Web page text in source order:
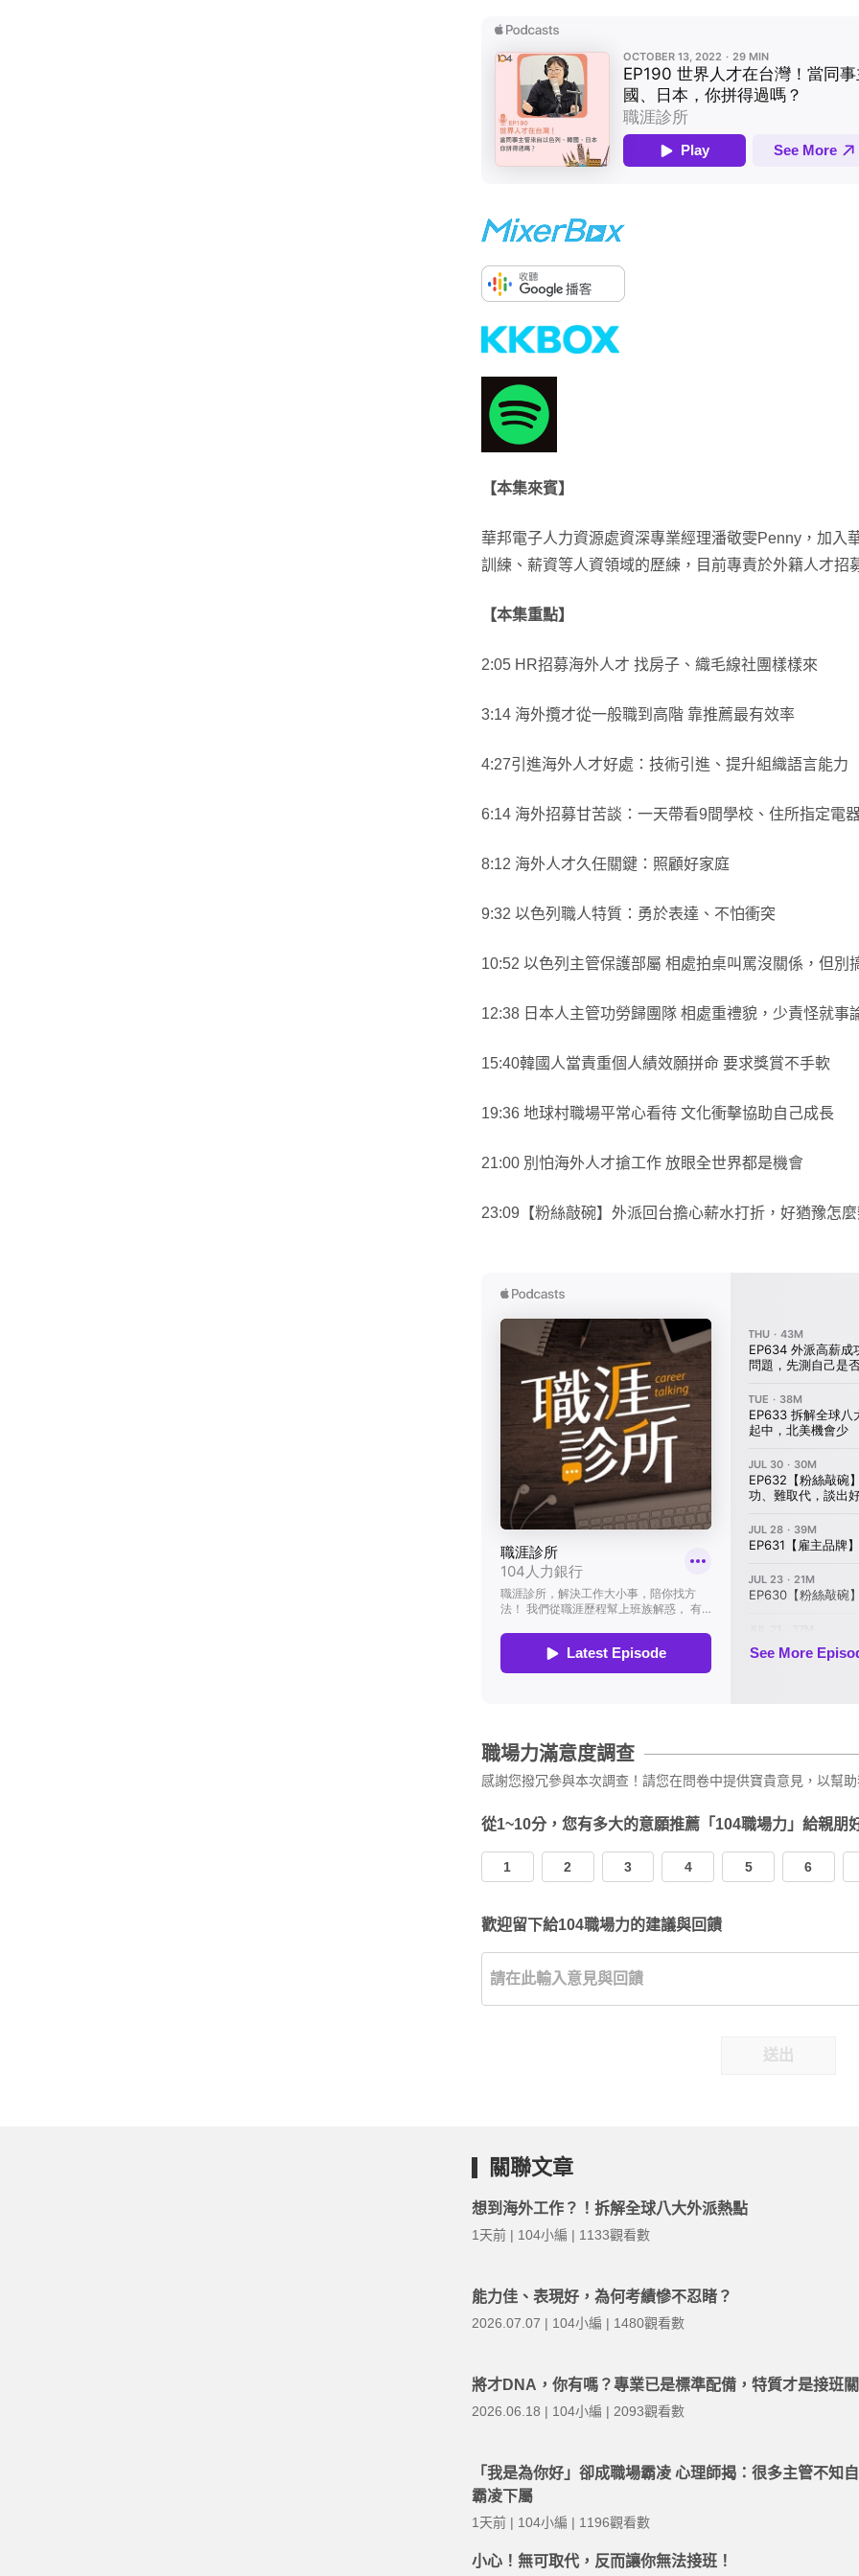
【本集來賓】
華邦電子人力資源處資深專業經理潘敬雯Penny，加入
訓練、薪資等人資領域的歷練，目前專責於外籍人才招
【本集重點】
2:05 HR招募海外人才 找房子、織毛線社團樣樣來
3:14 海外攬才從一般職到高階 靠推薦最有效率
4:27引進海外人才好處：技術引進、提升組織語言能力
6:14 海外招募甘苦談：一天帶看9間學校、住所指定電
8:12 海外人才久任關鍵：照顧好家庭
9:32 以色列職人特質：勇於表達、不怕衝突
10:52 以色列主管保護部屬 相處拍桌叫罵沒關係，但別
12:38 日本人主管功勞歸團隊 相處重禮貌，少責怪就事
15:40韓國人當責重個人績效願拼命 要求獎賞不手軟
19:36 地球村職場平常心看待 文化衝擊協助自己成長
21:00 別怕海外人才搶工作 放眼全世界都是機會
23:09【粉絲敲碗】外派回台擔心薪水打折，好猶豫怎麼
職場力滿意度調查
感謝您撥冗參與本次調查！請您在問卷中提供寶貴意見，以幫
從1~10分，您有多大的意願推薦「104職場力」給親朋
1 2 3 4 5 6
歡迎留下給104職場力的建議與回饋
送出
關聯文章
想到海外工作？！拆解全球八大外派熱點
1天前 | 104小編 | 1133觀看數
能力佳、表現好，為何考績慘不忍睹？
2026.07.07 | 104小編 | 1480觀看數
將才DNA，你有嗎？專業已是標準配備，特質才是接班
2026.06.18 | 104小編 | 2093觀看數
「我是為你好」卻成職場霸凌 心理師揭：很多主管不知
霸凌下屬
1天前 | 104小編 | 1196觀看數
小心！無可取代，反而讓你無法接班！